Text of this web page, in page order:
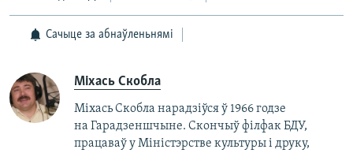
Сачыце за абнаўленьнямі
Міхась Скобла
Міхась Скобла нарадзіўся ў 1966 годзе
на Гарадзеншчыне. Скончыў філфак БДУ,
працаваў у Міністэрстве культуры і друку,